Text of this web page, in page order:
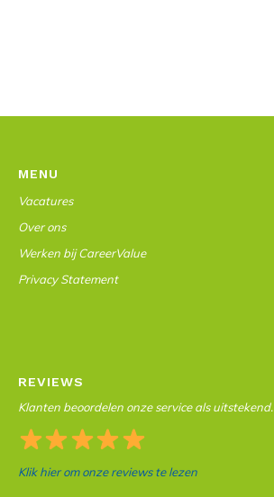
MENU
Vacatures
Over ons
Werken bij CareerValue
Privacy Statement
REVIEWS
Klanten beoordelen onze service als uitstekend.
Klik hier om onze reviews te lezen